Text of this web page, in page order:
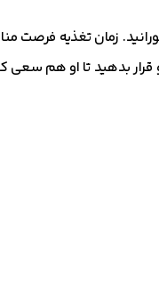
زمان تغذیه فرصت
بدهید تا او هم سعی